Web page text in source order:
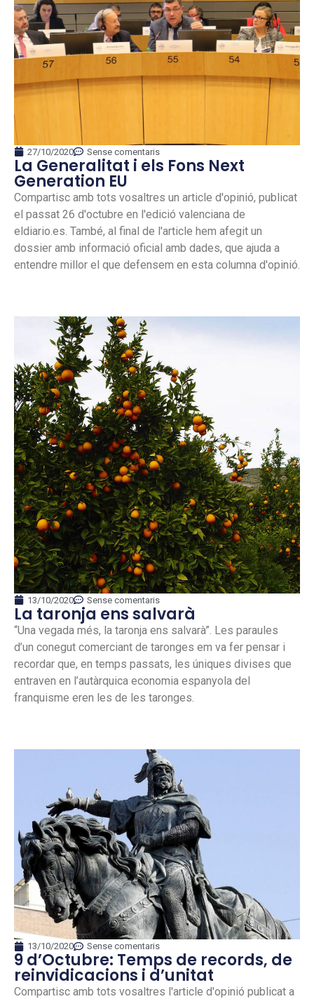
27/10/2020 Sense comentaris
La Generalitat i els Fons Next
Generation EU
Compartisc amb tots vosaltres un article d'opinió, publicat
el passat 26 d'octubre en l'edició valenciana de
eldiario.es. També, al final de l'article hem afegit un
dossier amb informació oficial amb dades, que ajuda a
entendre millor el que defensem en esta columna d'opinió.
13/10/2020 Sense comentaris
La taronja ens salvarà
“Una vegada més, la taronja ens salvarà”. Les paraules
d’un conegut comerciant de taronges em va fer pensar i
recordar que, en temps passats, les úniques divises que
entraven en l’autàrquica economia espanyola del
franquisme eren les de les taronges.
13/10/2020 Sense comentaris
9 d’Octubre: Temps de records, de
reinvidicacions i d’unitat
Compartisc amb tots vosaltres l'article d'opinió publicat a